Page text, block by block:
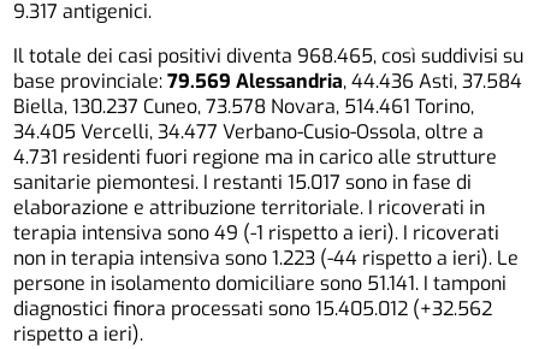
9.317 antigenici.
Il totale dei casi positivi diventa 968.465, così suddivisi su
base provinciale:79.569 Alessandria, 44.436 Asti, 37.584
Biella, 130.237 Cuneo, 73.578 Novara, 514.461 Torino,
34.405 Vercelli, 34.477 Verbano-Cusio-Ossola, oltre a
4.731 residenti fuori regione ma in carico alle strutture
sanitarie piemontesi. I restanti 15.017 sono in fase di
elaborazione e attribuzione territoriale. I ricoverati in
terapia intensiva sono 49 (-1 rispetto a ieri). I ricoverati
non in terapia intensiva sono 1.223 (-44 rispetto a ieri). Le
persone in isolamento domiciliare sono 51.141. I tamponi
diagnostici finora processati sono 15.405.012 (+32.562
rispetto a ieri).